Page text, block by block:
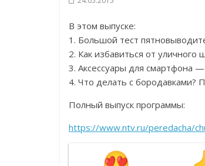
В этом выпуске:
1. Большой тест
2. Как избавиться от уличного
3. Аксессуары для смартфона
4. Что делать с бородавками?
Полный выпуск программы:
https://www.ntv.ru/peredacha/